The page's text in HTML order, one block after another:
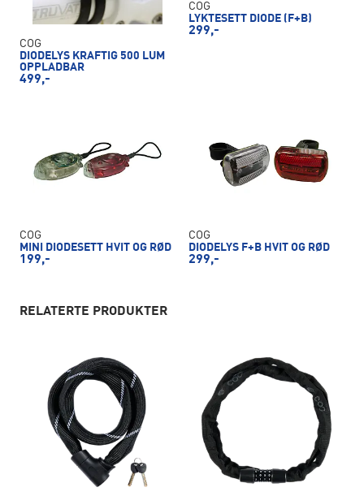
COG
DIODELYS KRAFTIG 500 LUM
OPPLADBAR
499,-
COG
LYKTESETT DIODE (F+B)
299,-
COG
MINI DIODESETT HVIT OG RØD
199,-
COG
DIODELYS F+B HVIT OG RØD
299,-
RELATERTE PRODUKTER